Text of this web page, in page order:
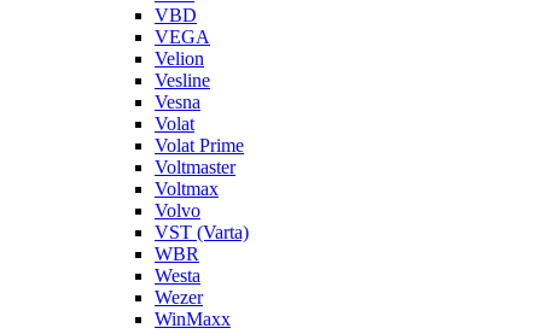
VBD
VEGA
Velion
Vesline
Vesna
Volat
Volat Prime
Voltmaster
Voltmax
Volvo
VST (Varta)
WBR
Westa
Wezer
WinMaxx